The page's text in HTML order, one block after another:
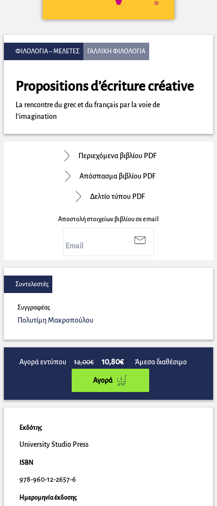
ΦΙΛΟΛΟΓΙΑ – ΜΕΛΕΤΕΣ ΓΑΛΛΙΚΗ ΦΙΛΟΛΟΓΙΑ
Propositions d’écriture créative
La rencontre du grec et du français par la voie de
l’imagination
Συντελεστές
Συγγραφέας
Πολυτίμη Μακροπούλου
Αγορά εντύπου 12,00€ 10,80€ Άμεσα διαθέσιμο
Αγορά
Εκδότης
University Studio Press
ISBN
978-960-12-2657-6
Ημερομηνία έκδοσης
Περιεχόμενα βιβλίου PDF
Απόσπασμα βιβλίου PDF
Δελτίο τύπου PDF
Αποστολή στοιχείων βιβλίου σε email